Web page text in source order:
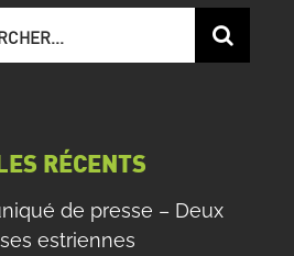
RÉCENTS
de presse – Deux
estriennes